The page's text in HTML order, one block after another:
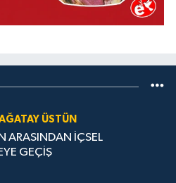
ÜSTÜN
ARASINDAN İÇSEL
GEÇİŞ